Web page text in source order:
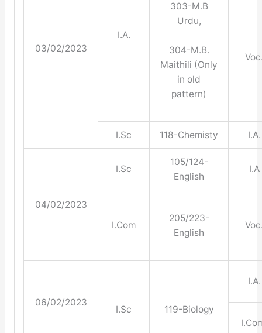
03/02/2023
I.A.
303-M.B
Urdu,
304-M.B.
Maithili (Only
in old
pattern)
I.Sc 118-Chemisty I.A.
04/02/2023
I.Sc
105/124-
English
I.A
I.Com
205/223-
English
06/02/2023
I.Sc 119-Biology
I.A.